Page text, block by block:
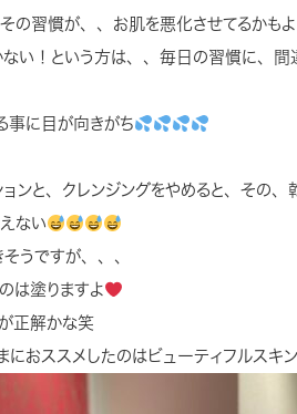
の習慣が、、お肌を悪化させてるかもよ
ない！という方は、、毎日の習慣に、間
事に目が向きがち
ンと、クレンジングをやめると、その、
ない
うですが、、、
は塗りますよ
正解かな笑
おススメしたのはビューティフルスキ